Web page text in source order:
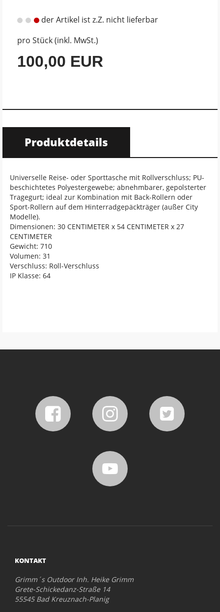
der Artikel ist z.Z. nicht lieferbar
pro Stück (inkl. MwSt.)
100,00 EUR
Produktdetails
Universelle Reise- oder Sporttasche mit Rollverschluss; PU-
beschichtetes Polyestergewebe; abnehmbarer, gepolsterter
Tragegurt; ideal zur Kombination mit Back-Rollern oder
Sport-Rollern auf dem Hinterradgepäckträger (außer City
Modelle).
Dimensionen: 30 CENTIMETER x 54 CENTIMETER x 27
CENTIMETER
Gewicht: 710
Volumen: 31
Verschluss: Roll-Verschluss
IP Klasse: 64
KONTAKT
Grimm´s Outdoor Inh. Heike Grimm
Grete-Schickedanz-Straße 14
55545 Bad Kreuznach-Planig